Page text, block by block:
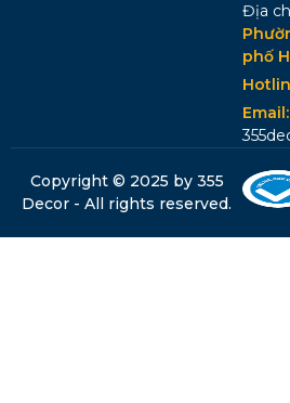
Địa
phố
Email:
Copyright © 2025 by 355
Decor - All rights reserved.